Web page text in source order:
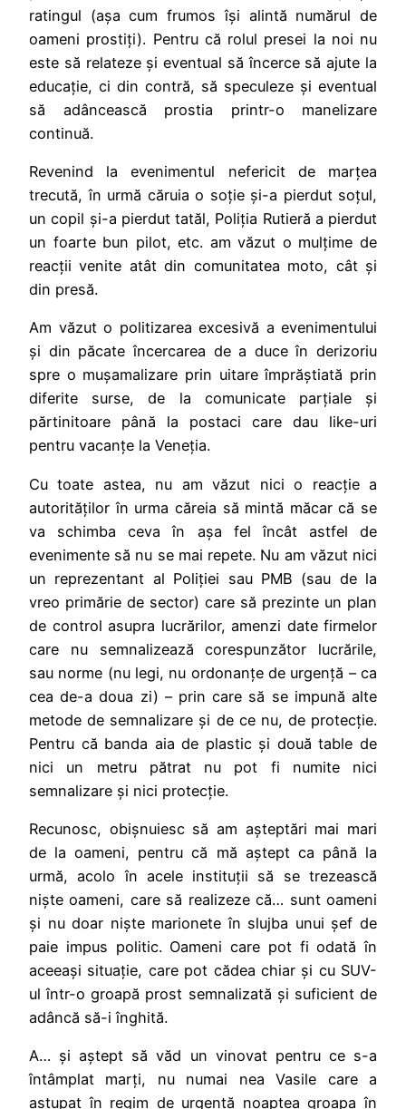
ratingul (așa cum frumos își alintă numărul de
oameni prostiți). Pentru că rolul presei la noi nu
este să relateze și eventual să încerce să ajute la
educație, ci din contră, să speculeze și eventual
să adâncească prostia printr-o manelizare
continuă.
Revenind la evenimentul nefericit de marțea
trecută, în urmă căruia o soție și-a pierdut soțul,
un copil și-a pierdut tatăl, Poliția Rutieră a pierdut
un foarte bun pilot, etc. am văzut o mulțime de
reacții venite atât din comunitatea moto, cât și
din presă.
Am văzut o politizarea excesivă a evenimentului
și din păcate încercarea de a duce în derizoriu
spre o mușamalizare prin uitare împrăștiată prin
diferite surse, de la comunicate parțiale și
părtinitoare până la postaci care dau like-uri
pentru vacanțe la Veneția.
Cu toate astea, nu am văzut nici o reacție a
autorităților în urma căreia să mintă măcar că se
va schimba ceva în așa fel încât astfel de
evenimente să nu se mai repete. Nu am văzut nici
un reprezentant al Poliției sau PMB (sau de la
vreo primărie de sector) care să prezinte un plan
de control asupra lucrărilor, amenzi date firmelor
care nu semnalizează corespunzător lucrările,
sau norme (nu legi, nu ordonanțe de urgență – ca
cea de-a doua zi) – prin care să se impună alte
metode de semnalizare și de ce nu, de protecție.
Pentru că banda aia de plastic și două table de
nici un metru pătrat nu pot fi numite nici
semnalizare și nici protecție.
Recunosc, obișnuiesc să am așteptări mai mari
de la oameni, pentru că mă aștept ca până la
urmă, acolo în acele instituții să se trezească
niște oameni, care să realizeze că… sunt oameni
și nu doar niște marionete în slujba unui șef de
paie impus politic. Oameni care pot fi odată în
aceeași situație, care pot cădea chiar și cu SUV-
ul într-o groapă prost semnalizată și suficient de
adâncă să-i înghită.
A… și aștept să văd un vinovat pentru ce s-a
întâmplat marți, nu numai nea Vasile care a
astupat în regim de urgență noaptea groapa în